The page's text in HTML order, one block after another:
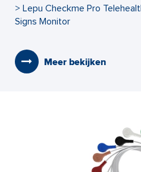
> Lepu Checkme Pro
Signs Monitor
Meer bekijken